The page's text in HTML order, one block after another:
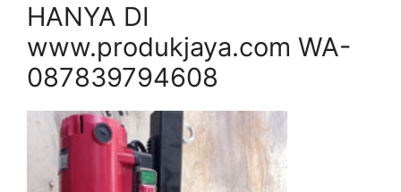
HANYA DI
www.produkjaya.com WA-
087839794608